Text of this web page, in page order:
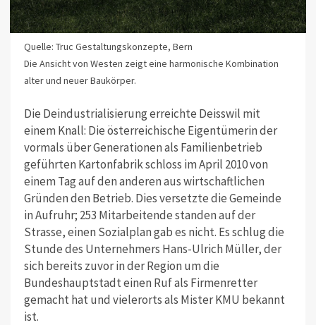
Quelle: Truc Gestaltungskonzepte, Bern
Die Ansicht von Westen zeigt eine harmonische Kombination
alter und neuer Baukörper.
Die Deindustrialisierung erreichte Deisswil mit
einem Knall: Die österreichische Eigentümerin der
vormals über Generationen als Familienbetrieb
geführten Kartonfabrik schloss im April 2010 von
einem Tag auf den anderen aus wirtschaftlichen
Gründen den Betrieb. Dies versetzte die Gemeinde
in Aufruhr; 253 Mitarbeitende standen auf der
Strasse, einen Sozialplan gab es nicht. Es schlug die
Stunde des Unternehmers Hans-Ulrich Müller, der
sich bereits zuvor in der Region um die
Bundeshauptstadt einen Ruf als Firmenretter
gemacht hat und vielerorts als Mister KMU bekannt
ist.